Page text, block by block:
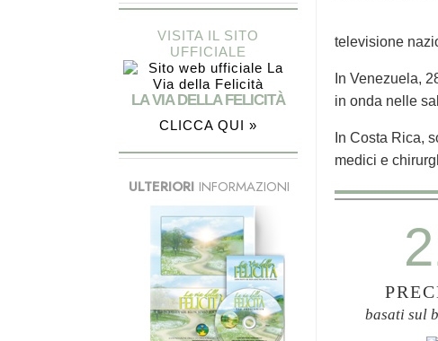
televisione
In Venezuela,
in onda nelle
In Costa Rica,
medici e
basati sul
VISITA IL SITO
UFFICIALE
LA VIA DELLA FELICITÀ
CLICCA QUI »
ULTERIORIINFORMAZIONI